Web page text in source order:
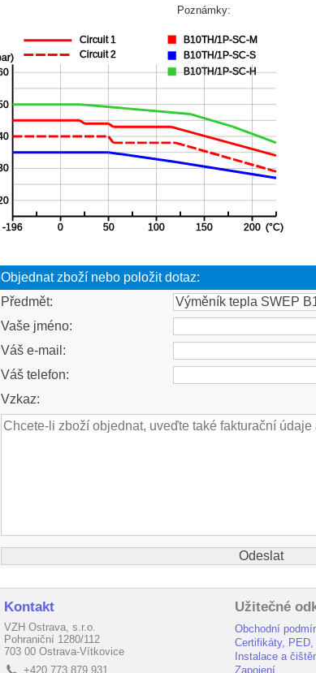
Poznámky:
Objednat zboží nebo položit dotaz:
Předmět:
Vaše jméno:
Váš e-mail:
Váš telefon:
Vzkaz:
Kontakt
VZH Ostrava, s.r.o.
Pohraniční 1280/112
703 00 Ostrava-Vítkovice
L +420 773 879 931
Užitečné
Obchodní
Certifikáty, PED,
Instalace a
Zapojení